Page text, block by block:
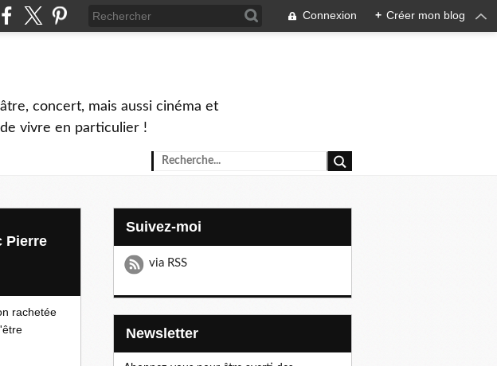
Connexion + Créer mon blog
concert, mais aussi cinéma et
vivre en particulier !
Pierre
rachetée
Suivez-moi
via RSS
Newsletter